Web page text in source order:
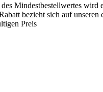
Mindestbestellwertes wird
bezieht sich auf unseren
Preis